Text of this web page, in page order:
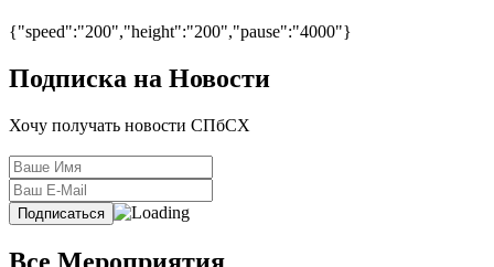
{"speed":"200","height":"200","pause":"4000"}
Подписка на Новости
Хочу получать новости СПбСХ